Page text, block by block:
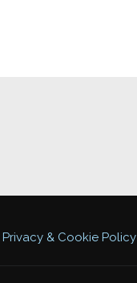
Privacy & Cookie Policy